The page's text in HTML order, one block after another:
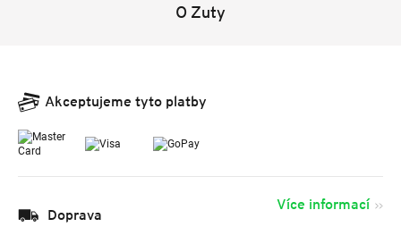
O Zuty
Akceptujeme tyto platby
Doprava
Více informací